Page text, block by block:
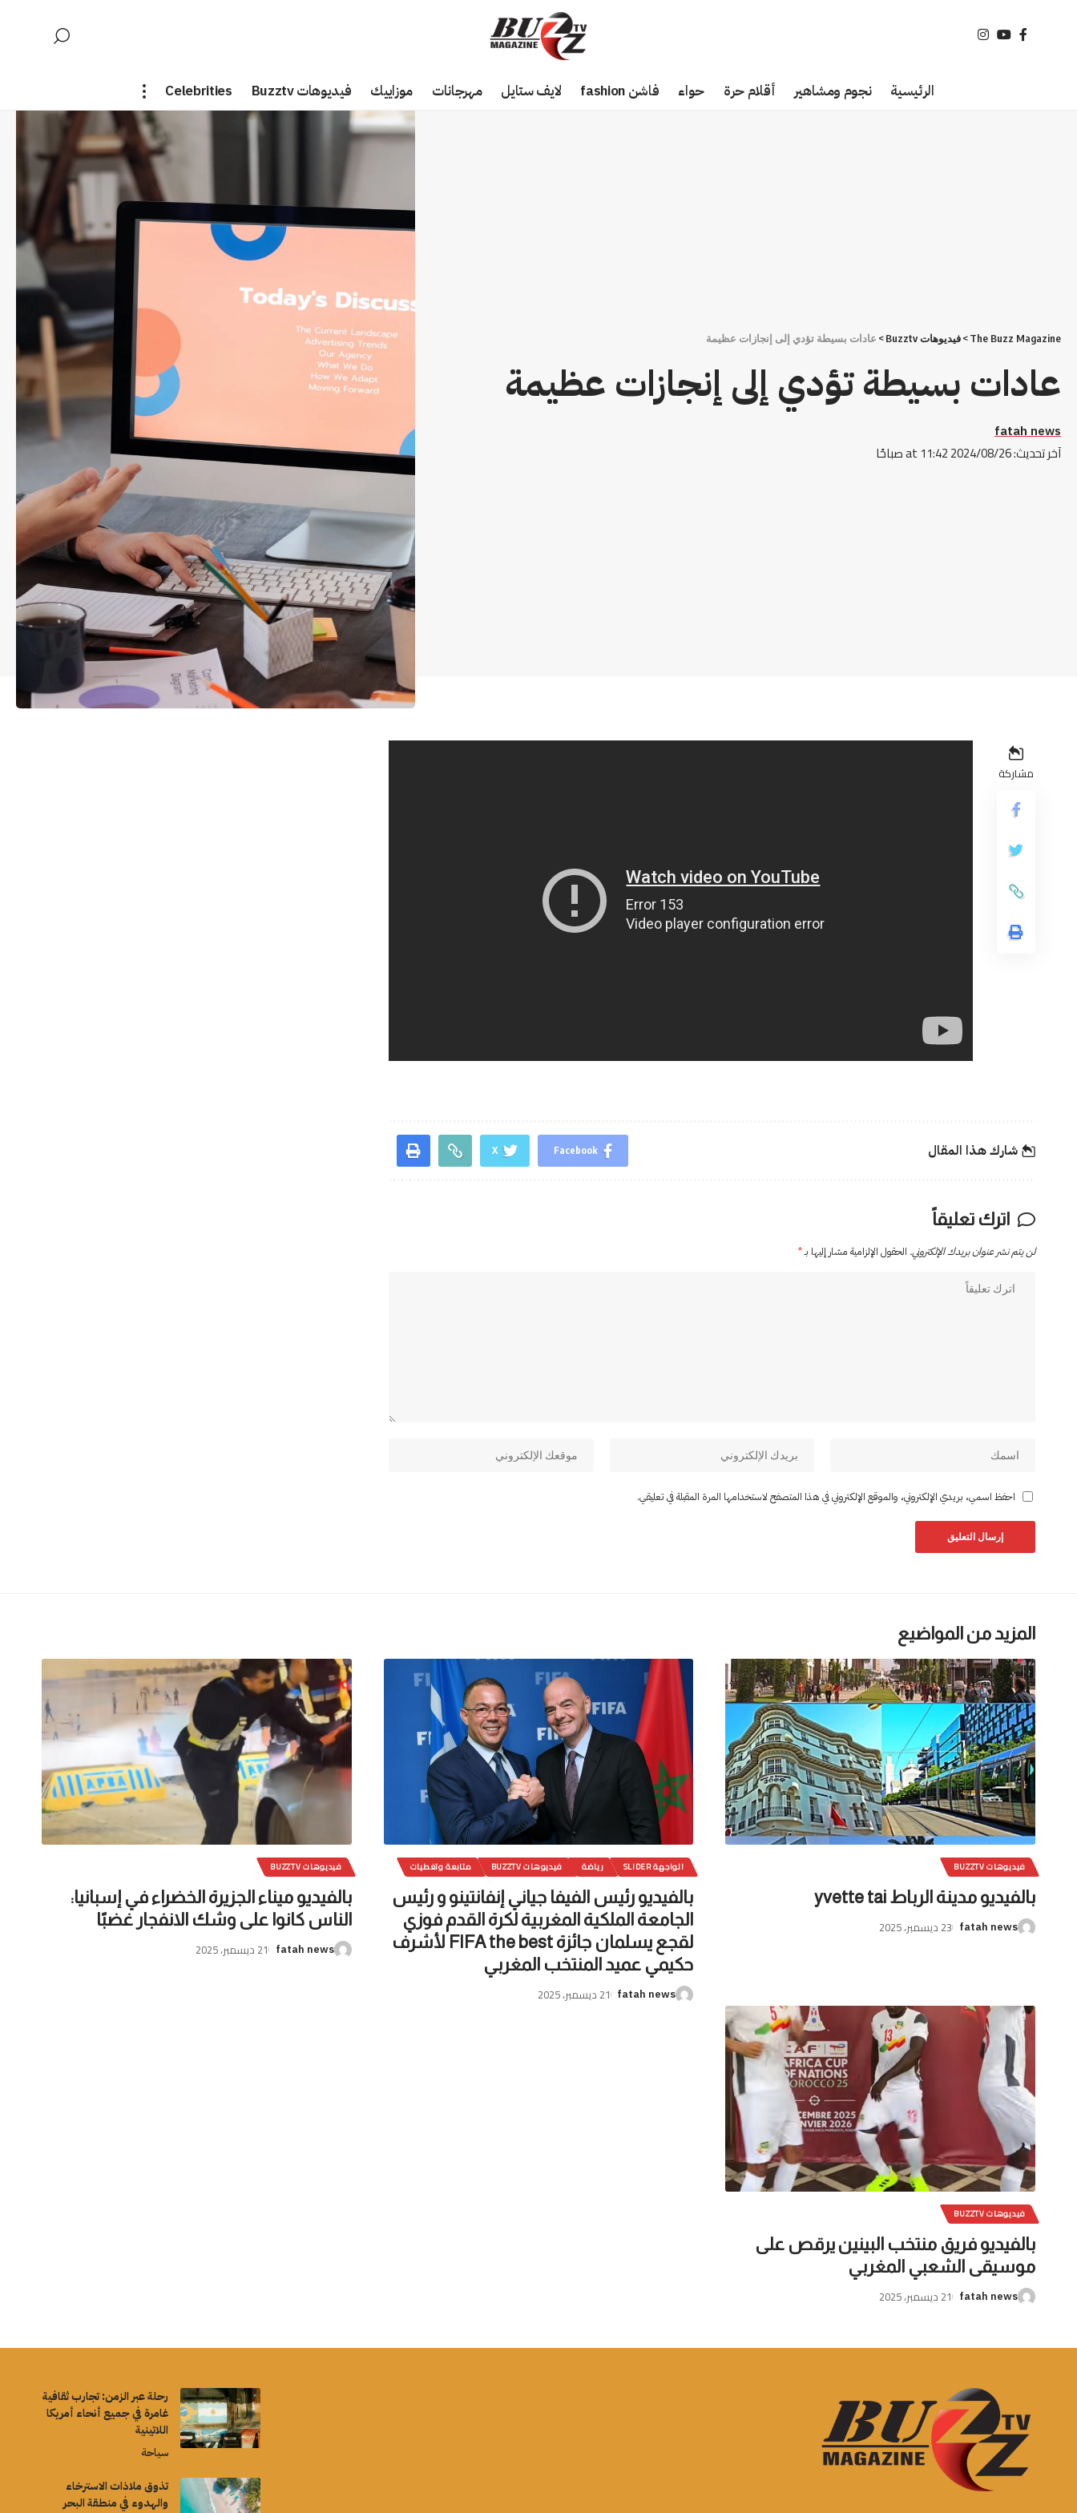
الرئيسية نجوم ومشاهير أقلام حرة حواء فاشن fashion لايف ستايل مهرجانات موزاييك فيديوهات Buzztv Celebrities
The Buzz Magazine
>فيديوهات Buzztv > عادات بسيطة تؤدي إلى إنجازات عظيمة
عادات بسيطة تؤدي إلى إنجازات عظيمة
آخر تحديث: 2024/08/26 at 11:42 صباحًا
fatah news
مشاركة
شارك هذا المقال Facebook
X
اترك تعليقاً
لن يتم نشر عنوان بريدك الإلكتروني. الحقول الإلزامية مشار إليها بـ*
احفظ اسمي، بريدي الإلكتروني، والموقع الإلكتروني في هذا المتصفح لاستخدامها المرة المقبلة في تعليقي.
المزيد من المواضيع
فيديوهات BUZZTV
بالفيديو مدينة الرباط yvette tai
fatah news 23 ديسمبر، 2025
الواجهة SLIDER رياضة فيديوهات BUZZTV متابعة وتغطيات
بالفيديو رئيس الفيفا جياني إنفانتينو و رئيس
الجامعة الملكية المغربية لكرة القدم فوزي
لقجع يسلمان جائزة FIFA the best لأشرف
حكيمي عميد المنتخب المغربي
fatah news 21 ديسمبر، 2025
فيديوهات BUZZTV
بالفيديو ميناء الجزيرة الخضراء في إسبانيا:
الناس كانوا على وشك الانفجار غضبًا
fatah news 21 ديسمبر، 2025
فيديوهات BUZZTV
بالفيديو فريق منتخب البينين يرقص على
موسيقى الشعبي المغربي
fatah news 21 ديسمبر، 2025
رحلة عبر الزمن: تجارب ثقافية
غامرة في جميع أنحاء أمريكا
اللاتينية
سياحة
تذوق ملاذات الاسترخاء
والهدوء في منطقة البحر